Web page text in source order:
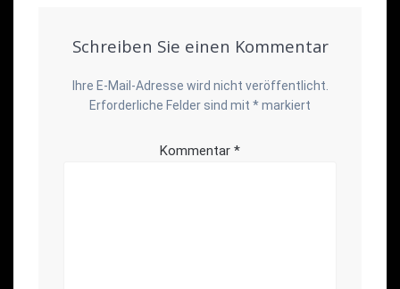
Schreiben Sie einen Kommentar
Ihre E-Mail-Adresse wird nicht veröffentlicht.
Erforderliche Felder sind mit *markiert
Kommentar *